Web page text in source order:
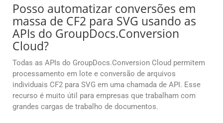
Posso automatizar conversões em
massa de CF2 para SVG usando as
APIs do GroupDocs.Conversion
Cloud?
Todas as APIs do GroupDocs.Conversion Cloud permitem
processamento em lote e conversão de arquivos
individuais CF2 para SVG em uma chamada de API. Esse
recurso é muito útil para empresas que trabalham com
grandes cargas de trabalho de documentos.